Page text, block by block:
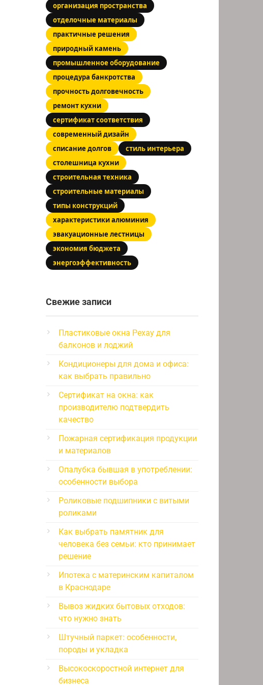
организация пространства
отделочные материалы
практичные решения
природный камень
промышленное оборудование
процедура банкротства
прочность долговечность
ремонт кухни
сертификат соответствия
современный дизайн
списание долгов
стиль интерьера
столешница кухни
строительная техника
строительные материалы
типы конструкций
характеристики алюминия
эвакуационные лестницы
экономия бюджета
энергоэффективность
Свежие записи
Пластиковые окна Рехау для
балконов и лоджий
Кондиционеры для дома и офиса:
как выбрать правильно
Сертификат на окна: как
производителю подтвердить
качество
Пожарная сертификация продукции
и материалов
Опалубка бывшая в употреблении:
особенности выбора
Роликовые подшипники с витыми
роликами
Как выбрать памятник для
человека без семьи: кто принимает
решение
Ипотека с материнским капиталом
в Краснодаре
Вывоз жидких бытовых отходов:
что нужно знать
Штучный паркет: особенности,
породы и укладка
Высокоскоростной интернет для
бизнеса